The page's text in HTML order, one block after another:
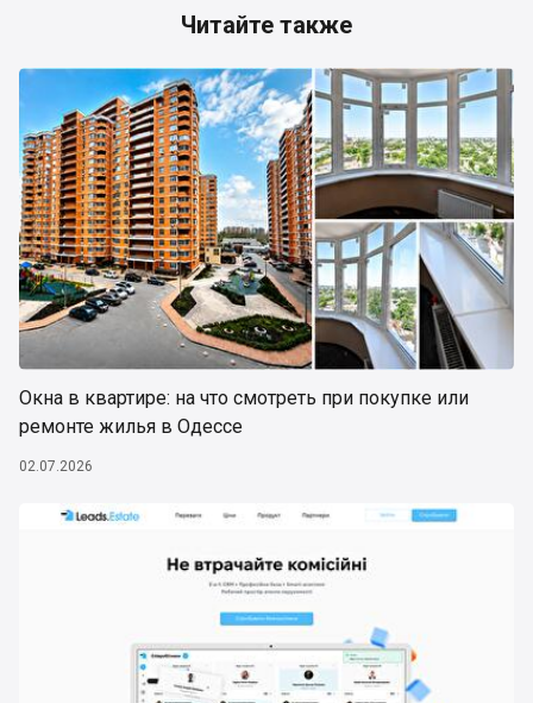
Читайте также
Окна в квартире: на что смотреть при покупке или
ремонте жилья в Одессе
02.07.2026